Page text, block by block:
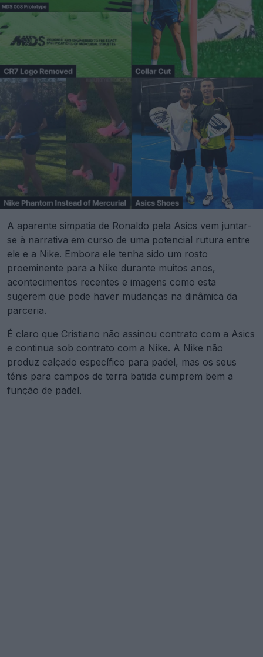
A aparente simpatia de Ronaldo pela Asics vem juntar-
se à narrativa em curso de uma potencial rutura entre
ele e a Nike. Embora ele tenha sido um rosto
proeminente para a Nike durante muitos anos,
acontecimentos recentes e imagens como esta
sugerem que pode haver mudanças na dinâmica da
parceria.
É claro que Cristiano não assinou contrato com a Asics
e continua sob contrato com a Nike. A Nike não
produz calçado específico para padel, mas os seus
ténis para campos de terra batida cumprem bem a
função de padel.